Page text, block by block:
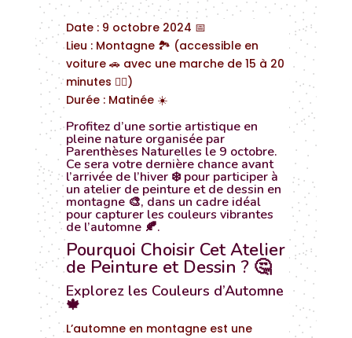
Date : 9 octobre 2024 📅
Lieu : Montagne 🏞️ (accessible en
voiture 🚗 avec une marche de 15 à 20
minutes 🚶‍♂️)
Durée : Matinée ☀️
Profitez d’une sortie artistique en
pleine nature organisée par
Parenthèses Naturelles le 9 octobre.
Ce sera votre dernière chance avant
l’arrivée de l’hiver ❄️ pour participer à
un atelier de peinture et de dessin en
montagne 🎨, dans un cadre idéal
pour capturer les couleurs vibrantes
de l’automne 🍂.
Pourquoi Choisir Cet Atelier
de Peinture et Dessin ? 🤔
Explorez les Couleurs d’Automne
🍁
L’automne en montagne est une